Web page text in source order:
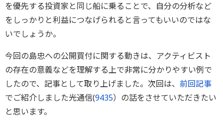
を優先する投資家と同じ船に乗ることで、自分の分析など
をしっかりと利益につなげられると言ってもいいのではな
いでしょうか。
今回の島忠への公開買付に関する動きは、アクティビスト
の存在の意義などを理解する上で非常に分かりやすい例で
したので、記事として取り上げました。次回は、 前回記事
でご紹介しました光通信(9435）の話をさせていただきたい
と思います。